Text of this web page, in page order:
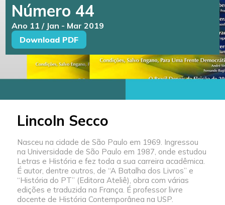
Número 44
Ano 11 / Jan - Mar 2019
Download PDF
Lincoln Secco
Nasceu na cidade de São Paulo em 1969. Ingressou
na Universidade de São Paulo em 1987, onde estudou
Letras e História e fez toda a sua carreira acadêmica.
É autor, dentre outros, de “A Batalha dos Livros” e
“História do PT” (Editora Ateliê), obra com várias
edições e traduzida na França. É professor livre
docente de História Contemporânea na USP.